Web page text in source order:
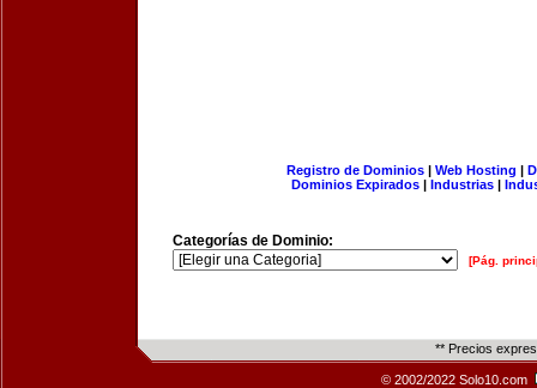
Registro de Dominios| Web Hosting |
Dominios Expirados | Industrias |
Categorías de Dominio:
[Pág.
** Precios
© 2002/2022 Solo10.com